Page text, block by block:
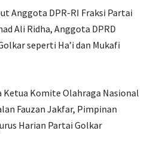
Anggota DPR-RI Fraksi Partai
Ali Ridha, Anggota DPRD
seperti Ha’i dan Mukafi
Komite Olahraga Nasional
Fauzan Jakfar, Pimpinan
Harian Partai Golkar